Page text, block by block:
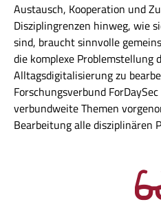
Austausch, Kooperation und
Disziplingrenzen hinweg, wie
sind, braucht sinnvolle
die komplexe Problemstellung
Alltagsdigitalisierung zu
Forschungsverbund
verbundweite Themen
Bearbeitung alle disziplinären